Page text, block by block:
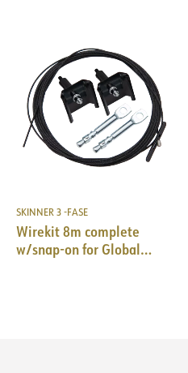
SKINNER 3 -FASE
Wirekit 8m complete
w/snap-on for Global